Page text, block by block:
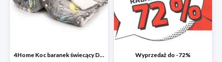
4Home Koc baranek świecący Dino Wyprzedaż do -72%